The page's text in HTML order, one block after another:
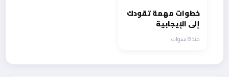
خطوات مهمة تقودك
إلى الإيجابية
منذ 8 سنوات